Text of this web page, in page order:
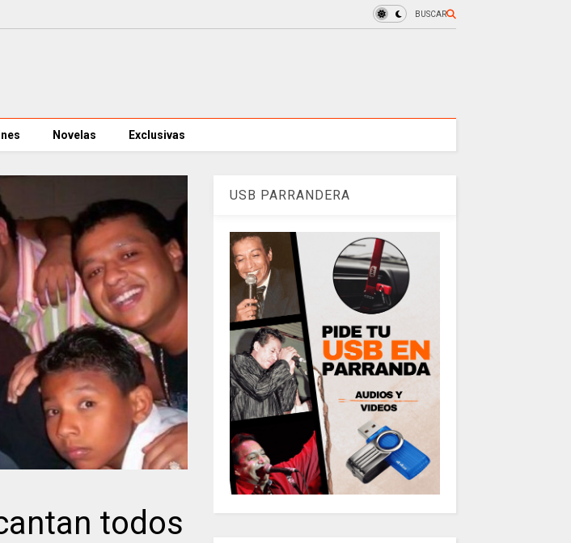
BUSCAR
Novelas Exclusivas
todos
USB PARRANDERA